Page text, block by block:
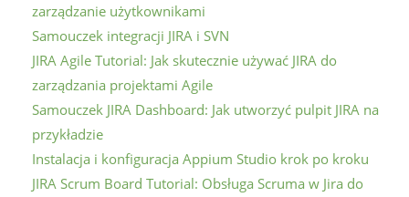
zarządzanie użytkownikami
Samouczek integracji JIRA i SVN
JIRA Agile Tutorial: Jak skutecznie używać JIRA do
zarządzania projektami Agile
Samouczek JIRA Dashboard: Jak utworzyć pulpit JIRA na
przykładzie
Instalacja i konfiguracja Appium Studio krok po kroku
JIRA Scrum Board Tutorial: Obsługa Scruma w Jira do